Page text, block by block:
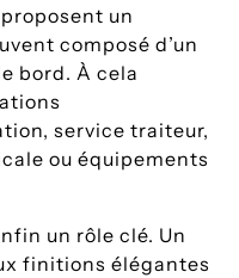
un
composé d’un
bord. À cela
service traiteur,
ou équipements
un rôle clé. Un
finitions élégantes